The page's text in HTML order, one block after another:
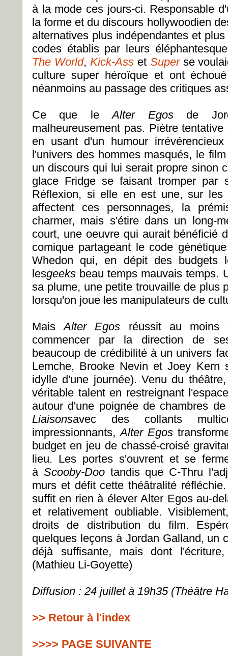
à la mode ces jours-ci. Responsable
la forme et du discours hollywoodien
alternatives plus indépendantes et
codes établis par leurs
The World, Kick-Ass et Superse
culture super héroïque et ont
néanmoins au passage des critiques
Ce que leAlter Egosde
malheureusement pas. Piètre
en usant d'un humour
l'univers des hommes masqués, le
un discours qui lui serait propre sinon
glace Fridge se faisant tromper par
Réflexion, si elle en est une, sur les
affectent ces personnages, la
charmer, mais s'étire dans un long-
court, une oeuvre qui aurait bénéficié
comique partageant le code
Whedon qui, en dépit des budgets
lesgeeks beau temps mauvais temps.
sa plume, une petite trouvaille de plus
lorsqu'on joue les manipulateurs de
MaisAlter Egos réussit au moins
commencer par la direction de
beaucoup de crédibilité à un univers
Lemche, Brooke Nevin et Joey Kern
idylle d'une journée). Venu du
véritable talent en restreignant
autour d'une poignée de chambres
Liaisonsavec des collants
impressionnants,Alter Egos
budget en jeu de chassé-croisé
lieu. Les portes s'ouvrent et se
à Scooby-Dootandis que C-Thru
murs et défit cette théâtralité
suffit en rien à élever Alter Egos au-
et relativement oubliable.
droits de distribution du film.
quelques leçons à Jordan Galland, un
déjà suffisante, mais dont
(Mathieu Li-Goyette)
Diffusion : 24 juillet à 19h35 (Théâtre
>> Retour à l'index
>>>> PAGE SUIVANTE